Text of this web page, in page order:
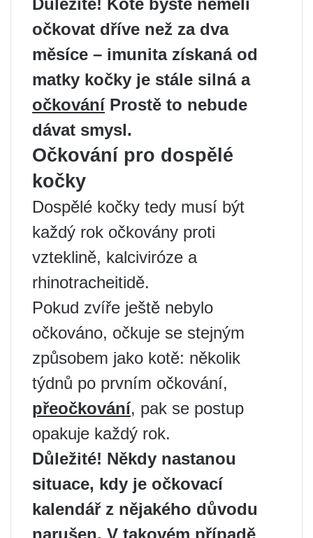
očkovat dříve než za dva
měsíce – imunita získaná od
matky kočky je stále silná a
očkováníProstě to nebude
dávat smysl.
Očkování pro dospělé
kočky
Dospělé kočky tedy musí být
každý rok očkovány proti
vzteklině, kalciviróze a
rhinotracheitidě.
Pokud zvíře ještě nebylo
očkováno, očkuje se stejným
způsobem jako kotě: několik
týdnů po prvním očkování,
přeočkování, pak se postup
opakuje každý rok.
Důležité! Někdy nastanou
situace, kdy je očkovací
kalendář z nějakého důvodu
narušen. V takovém případě